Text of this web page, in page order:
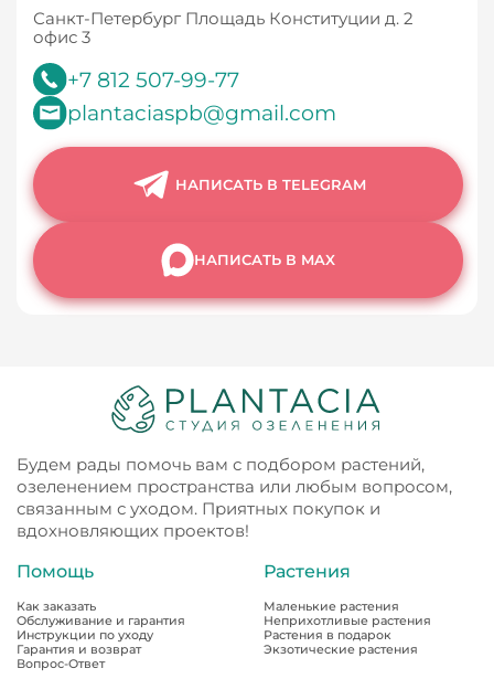
Санкт-Петербург Площадь Конституции д. 2
офис 3
+7 812 507-99-77
plantaciaspb@gmail.com
НАПИСАТЬ В TELEGRAM
НАПИСАТЬ В MAX
Будем рады помочь вам с подбором растений,
озеленением пространства или любым вопросом,
связанным с уходом. Приятных покупок и
вдохновляющих проектов!
Помощь
Как заказать
Обслуживание и гарантия
Инструкции по уходу
Гарантия и возврат
Вопрос-Ответ
Растения
Маленькие растения
Неприхотливые растения
Растения в подарок
Экзотические растения